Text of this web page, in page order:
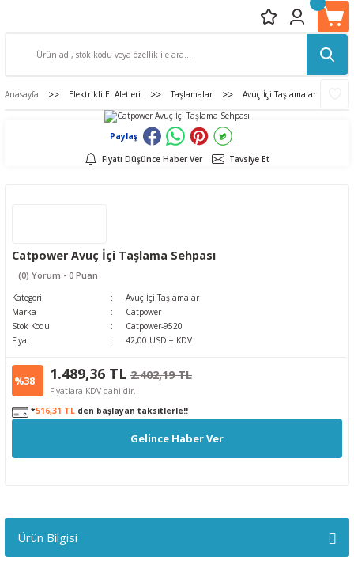
Anasayfa Elektrikli El Aletleri Taşlamalar Avuç İçi Taşlamalar
Paylaş
Fiyatı Düşünce Haber Ver Tavsiye Et
Catpower Avuç İçi Taşlama Sehpası
(0) Yorum - 0 Puan
Kategori
Avuç İçi Taşlamalar
Marka
Catpower
Stok Kodu
Catpower-9520
Fiyat
42,00 USD + KDV
%38 1.489,36 TL 2.402,19 TL
Fiyatlara KDV dahildir.
*516,31 TL den başlayan taksitlerle!!
Gelince Haber Ver
Ürün Bilgisi